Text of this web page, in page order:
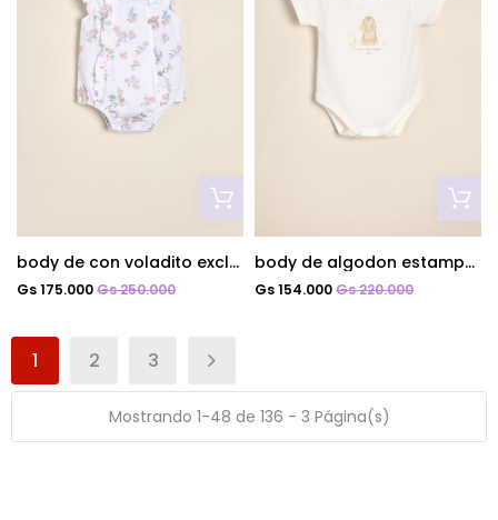
body de con voladito exclusivo ramitos
Gs 175.000Gs 250.000
body de algodon estampado
Gs 154.000Gs 220.000
1 2 3
Mostrando 1-48 de 136 - 3 Página(s)